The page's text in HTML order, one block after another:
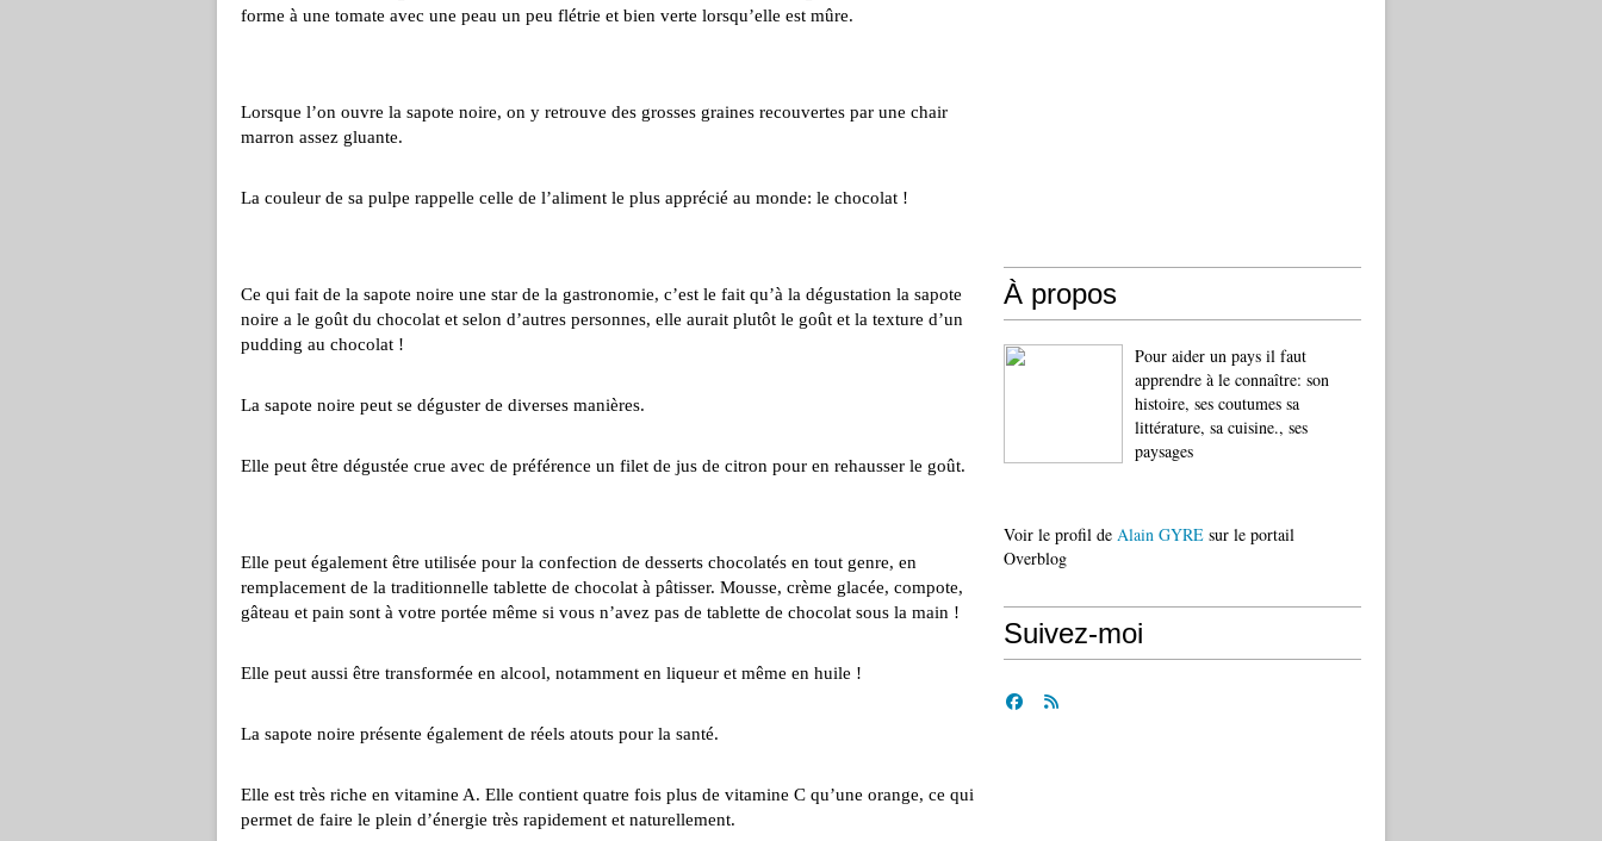
forme à une tomate avec une peau un peu flétrie et bien verte lorsqu’elle est mûre.
Lorsque l’on ouvre la sapote noire, on y retrouve des grosses graines recouvertes par une chair
marron assez gluante.
La couleur de sa pulpe rappelle celle de l’aliment le plus apprécié au monde: le chocolat !
Ce qui fait de la sapote noire une star de la gastronomie, c’est le fait qu’à la dégustation la sapote
noire a le goût du chocolat et selon d’autres personnes, elle aurait plutôt le goût et la texture d’un
pudding au chocolat !
La sapote noire peut se déguster de diverses manières.
Elle peut être dégustée crue avec de préférence un filet de jus de citron pour en rehausser le goût.
Elle peut également être utilisée pour la confection de desserts chocolatés en tout genre, en
remplacement de la traditionnelle tablette de chocolat à pâtisser. Mousse, crème glacée, compote,
gâteau et pain sont à votre portée même si vous n’avez pas de tablette de chocolat sous la main !
Elle peut aussi être transformée en alcool, notamment en liqueur et même en huile !
La sapote noire présente également de réels atouts pour la santé.
Elle est très riche en vitamine A. Elle contient quatre fois plus de vitamine C qu’une orange, ce qui
permet de faire le plein d’énergie très rapidement et naturellement.
À propos
Pour aider un pays il faut
apprendre à le connaître: son
histoire, ses coutumes sa
littérature, sa cuisine., ses
paysages
Voir le profil de Alain GYRE sur le portail
Overblog
Suivez-moi